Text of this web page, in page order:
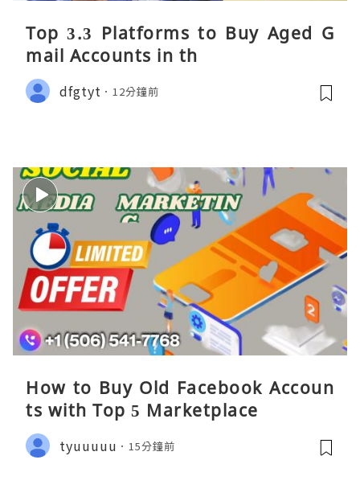
Top 3.3 Platforms to Buy Aged G
mail Accounts in th
dfgtyt 12分鐘前
How to Buy Old Facebook Accoun
ts​ with Top 5 Marketplace
tyuuuuu 15分鐘前